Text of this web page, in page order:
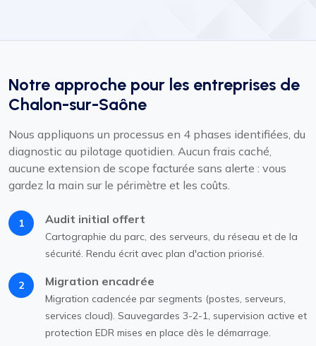
Notre approche pour les entreprises de
Chalon-sur-Saône
Nous appliquons un processus en 4 phases identifiées, du
diagnostic au pilotage quotidien. Aucun frais caché,
aucune extension de scope facturée sans alerte : vous
gardez la main sur le périmètre et les coûts.
1 Audit initial offert
Cartographie du parc, des serveurs, du réseau et de la
sécurité. Rendu écrit avec plan d'action priorisé.
2 Migration encadrée
Migration cadencée par segments (postes, serveurs,
services cloud). Sauvegardes 3-2-1, supervision active et
protection EDR mises en place dès le démarrage.